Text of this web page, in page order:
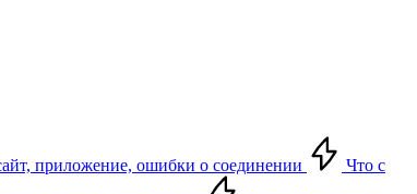
приложение, ошибки о соединении Что с